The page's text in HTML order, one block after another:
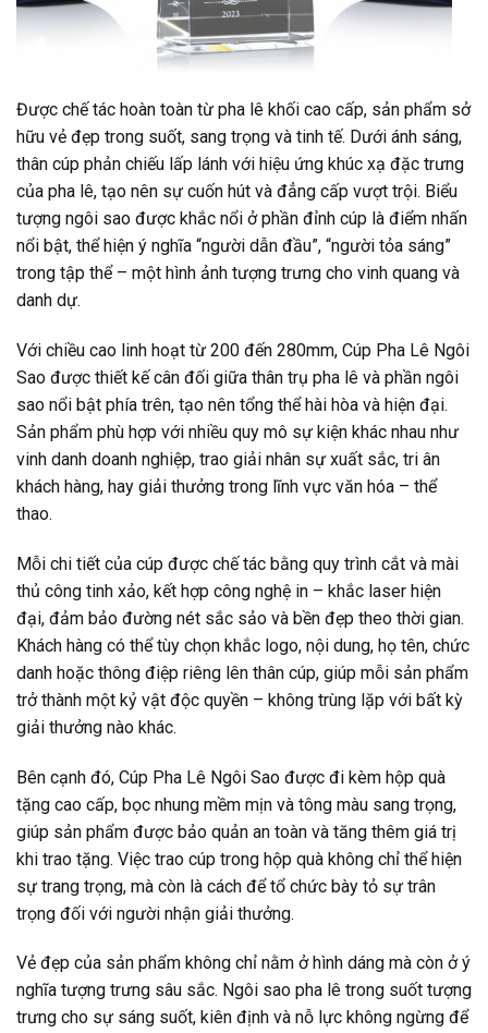
Được chế tác hoàn toàn từ pha lê khối cao cấp, sản phẩm sở
hữu vẻ đẹp trong suốt, sang trọng và tinh tế. Dưới ánh sáng,
thân cúp phản chiếu lấp lánh với hiệu ứng khúc xạ đặc trưng
của pha lê, tạo nên sự cuốn hút và đẳng cấp vượt trội. Biểu
tượng ngôi sao được khắc nổi ở phần đỉnh cúp là điểm nhấn
nổi bật, thể hiện ý nghĩa “người dẫn đầu”, “người tỏa sáng”
trong tập thể – một hình ảnh tượng trưng cho vinh quang và
danh dự.
Với chiều cao linh hoạt từ 200 đến 280mm, Cúp Pha Lê Ngôi
Sao được thiết kế cân đối giữa thân trụ pha lê và phần ngôi
sao nổi bật phía trên, tạo nên tổng thể hài hòa và hiện đại.
Sản phẩm phù hợp với nhiều quy mô sự kiện khác nhau như
vinh danh doanh nghiệp, trao giải nhân sự xuất sắc, tri ân
khách hàng, hay giải thưởng trong lĩnh vực văn hóa – thể
thao.
Mỗi chi tiết của cúp được chế tác bằng quy trình cắt và mài
thủ công tinh xảo, kết hợp công nghệ in – khắc laser hiện
đại, đảm bảo đường nét sắc sảo và bền đẹp theo thời gian.
Khách hàng có thể tùy chọn khắc logo, nội dung, họ tên, chức
danh hoặc thông điệp riêng lên thân cúp, giúp mỗi sản phẩm
trở thành một kỷ vật độc quyền – không trùng lặp với bất kỳ
giải thưởng nào khác.
Bên cạnh đó, Cúp Pha Lê Ngôi Sao được đi kèm hộp quà
tặng cao cấp, bọc nhung mềm mịn và tông màu sang trọng,
giúp sản phẩm được bảo quản an toàn và tăng thêm giá trị
khi trao tặng. Việc trao cúp trong hộp quà không chỉ thể hiện
sự trang trọng, mà còn là cách để tổ chức bày tỏ sự trân
trọng đối với người nhận giải thưởng.
Vẻ đẹp của sản phẩm không chỉ nằm ở hình dáng mà còn ở ý
nghĩa tượng trưng sâu sắc. Ngôi sao pha lê trong suốt tượng
trưng cho sự sáng suốt, kiên định và nỗ lực không ngừng để